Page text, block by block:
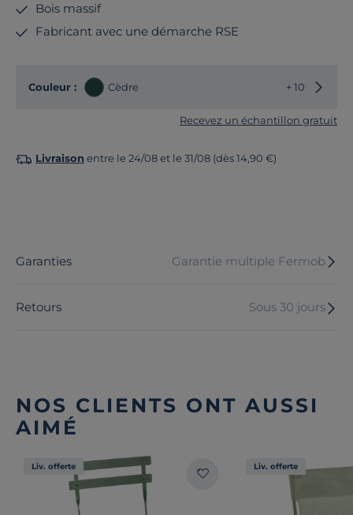
Bois massif
Fabricant avec une démarche RSE
Couleur : Cèdre + 10
Recevez un échantillon gratuit
Livraison entre le 24/08 et le 31/08 (dès 14,90 €)
Garanties Garantie multiple Fermob
Retours Sous 30 jours
NOS CLIENTS ONT AUSSI
AIMÉ
Liv. offerte Liv. offerte